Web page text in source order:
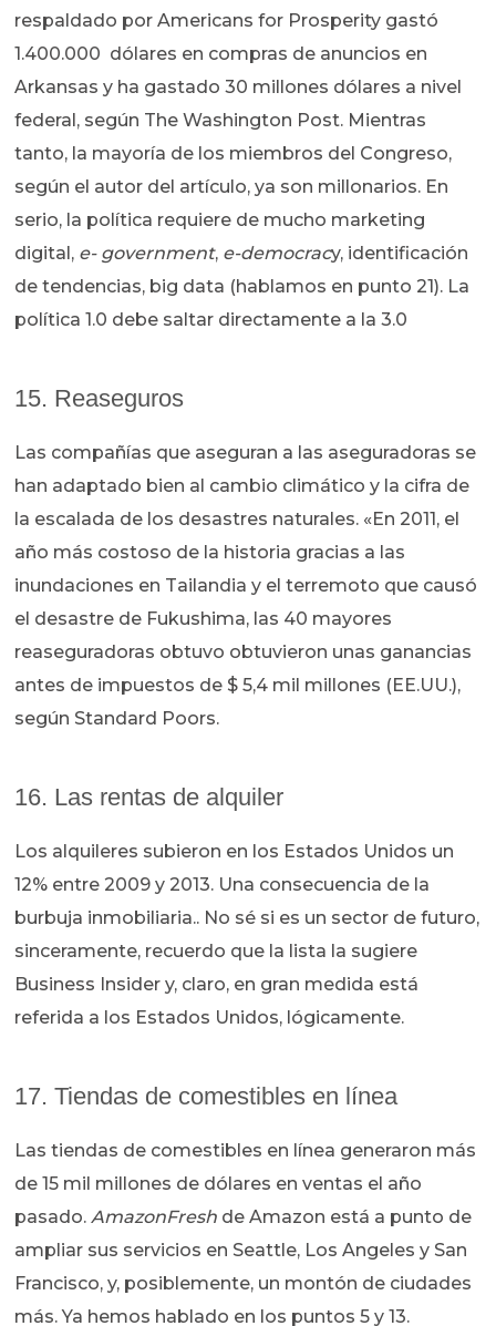
respaldado por Americans for Prosperity gastó
1.400.000 dólares en compras de anuncios en
Arkansas y ha gastado 30 millones dólares a nivel
federal, según The Washington Post. Mientras
tanto, la mayoría de los miembros del Congreso,
según el autor del artículo, ya son millonarios. En
serio, la política requiere de mucho marketing
digital, e- government, e-democracy, identificación
de tendencias, big data (hablamos en punto 21). La
política 1.0 debe saltar directamente a la 3.0
15. Reaseguros
Las compañías que aseguran a las aseguradoras se
han adaptado bien al cambio climático y la cifra de
la escalada de los desastres naturales. «En 2011, el
año más costoso de la historia gracias a las
inundaciones en Tailandia y el terremoto que causó
el desastre de Fukushima, las 40 mayores
reaseguradoras obtuvo obtuvieron unas ganancias
antes de impuestos de $ 5,4 mil millones (EE.UU.),
según Standard Poors.
16. Las rentas de alquiler
Los alquileres subieron en los Estados Unidos un
12% entre 2009 y 2013. Una consecuencia de la
burbuja inmobiliaria.. No sé si es un sector de futuro,
sinceramente, recuerdo que la lista la sugiere
Business Insider y, claro, en gran medida está
referida a los Estados Unidos, lógicamente.
17. Tiendas de comestibles en línea
Las tiendas de comestibles en línea generaron más
de 15 mil millones de dólares en ventas el año
pasado. AmazonFresh de Amazon está a punto de
ampliar sus servicios en Seattle, Los Angeles y San
Francisco, y, posiblemente, un montón de ciudades
más. Ya hemos hablado en los puntos 5 y 13.